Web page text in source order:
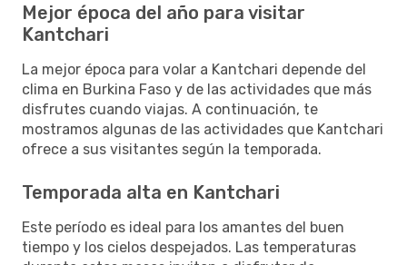
Mejor época del año para visitar
Kantchari
La mejor época para volar a Kantchari depende del
clima en Burkina Faso y de las actividades que más
disfrutes cuando viajas. A continuación, te
mostramos algunas de las actividades que Kantchari
ofrece a sus visitantes según la temporada.
Temporada alta en Kantchari
Este período es ideal para los amantes del buen
tiempo y los cielos despejados. Las temperaturas